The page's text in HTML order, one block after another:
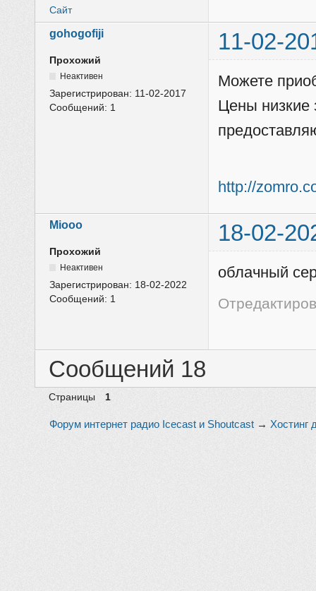
Сайт
gohogofiji 11-02-
Прохожий
Неактивен
Зарегистрирован: 11-02-2017
Сообщений: 1
Можете
Цены низкие
http://
Miooo 18-02-
Прохожий
Неактивен
Зарегистрирован: 18-02-2022
Сообщений: 1
облачный
Сообщений 18
Страницы 1
Форум интернет радио Icecast и Shoutcast → Хостинг